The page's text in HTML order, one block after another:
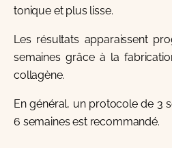
tonique et plus lisse.
Les résultats apparaissent
semaines grâce à la
collagène.
En général, un protocole de 3
6 semaines est recommandé.